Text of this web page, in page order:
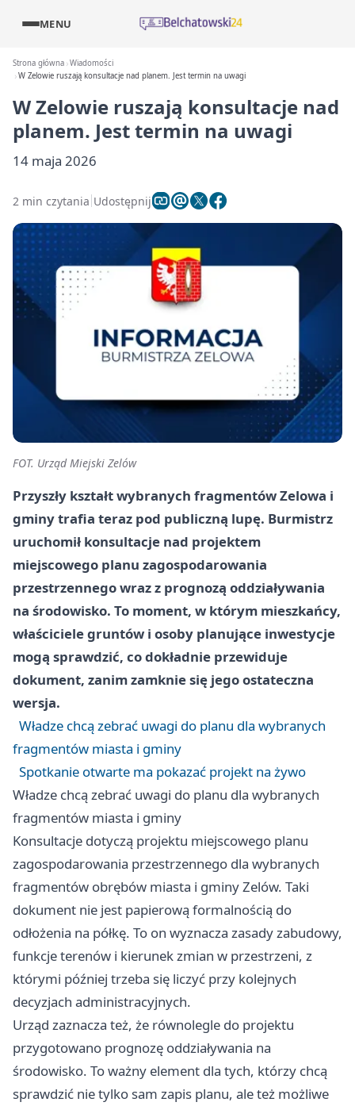
MENU
Strona główna Wiadomości
W Zelowie ruszają konsultacje nad planem. Jest termin na uwagi
W Zelowie ruszają konsultacje nad
planem. Jest termin na uwagi
14 maja 2026
2 min czytania Udostępnij
FOT. Urząd Miejski Zelów
Przyszły kształt wybranych fragmentów Zelowa i
gminy trafia teraz pod publiczną lupę. Burmistrz
uruchomił konsultacje nad projektem
miejscowego planu zagospodarowania
przestrzennego wraz z prognozą oddziaływania
na środowisko. To moment, w którym mieszkańcy,
właściciele gruntów i osoby planujące inwestycje
mogą sprawdzić, co dokładnie przewiduje
dokument, zanim zamknie się jego ostateczna
wersja.
Władze chcą zebrać uwagi do planu dla wybranych
fragmentów miasta i gminy
Spotkanie otwarte ma pokazać projekt na żywo
Władze chcą zebrać uwagi do planu dla wybranych
fragmentów miasta i gminy
Konsultacje dotyczą projektu miejscowego planu
zagospodarowania przestrzennego dla wybranych
fragmentów obrębów miasta i gminy Zelów. Taki
dokument nie jest papierową formalnością do
odłożenia na półkę. To on wyznacza zasady zabudowy,
funkcje terenów i kierunek zmian w przestrzeni, z
którymi później trzeba się liczyć przy kolejnych
decyzjach administracyjnych.
Urząd zaznacza też, że równolegle do projektu
przygotowano prognozę oddziaływania na
środowisko. To ważny element dla tych, którzy chcą
sprawdzić nie tylko sam zapis planu, ale też możliwe